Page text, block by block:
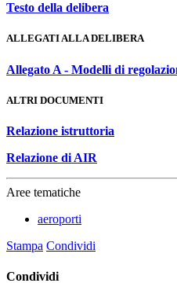
Testo della delibera
ALLEGATI ALLA DELIBERA
Allegato A - Modelli di
ALTRI DOCUMENTI
Relazione istruttoria
Relazione di AIR
Aree tematiche
aeroporti
Stampa Condividi
Condividi